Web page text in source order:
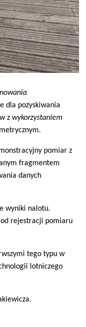
dla pozyskiwania
zwykorzystaniem
pomiar z
fragmentem
danych
wyniki nalotu.
od rejestracji pomiaru
tego typu w
lotniczego